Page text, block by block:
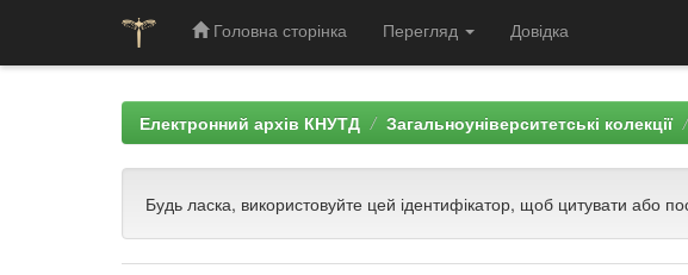
Головна сторінка Перегляд Довідка
Електронний архів КНУТД Загальноуніверситетські колекції
Будь ласка, використовуйте цей ідентифікатор, щоб цитувати або